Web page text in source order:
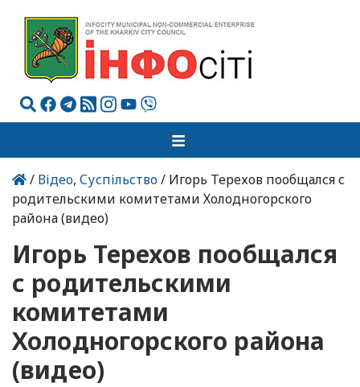
/ Відео,Суспільство/ Игорь Терехов пообщался с
родительскими комитетами Холодногорского
района (видео)
Игорь Терехов пообщался
с родительскими
комитетами
Холодногорского района
(видео)